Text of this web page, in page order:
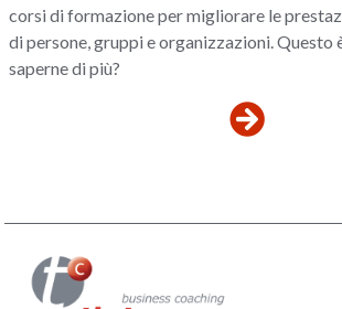
corsi di formazione per migliorare le
di persone, gruppi e organizzazioni. Questo
saperne di più?